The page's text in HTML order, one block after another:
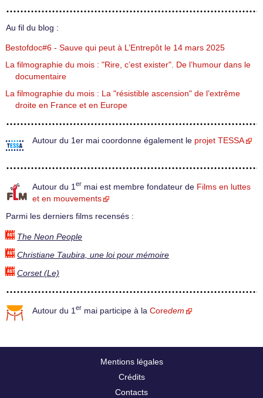
Au fil du blog :
Bestofdoc#6 - Sauve qui peut à L’Entrepôt le 14 mars 2025
La filmographie du mois : "Rire, c’est exister". De l’humour dans le
documentaire
La filmographie du mois : La "résistible ascension" de l’extrême
droite en France et en Europe
Autour du 1er mai coordonne également le projet TESSA
Autour du 1 er mai est membre fondateur de Films en luttes
et en mouvements
Parmi les derniers films recensés :
The Neon People
Christiane Taubira, une loi pour mémoire
Corset (Le)
Autour du 1 er mai participe à la Coredem
Mentions légales
Crédits
Contacts